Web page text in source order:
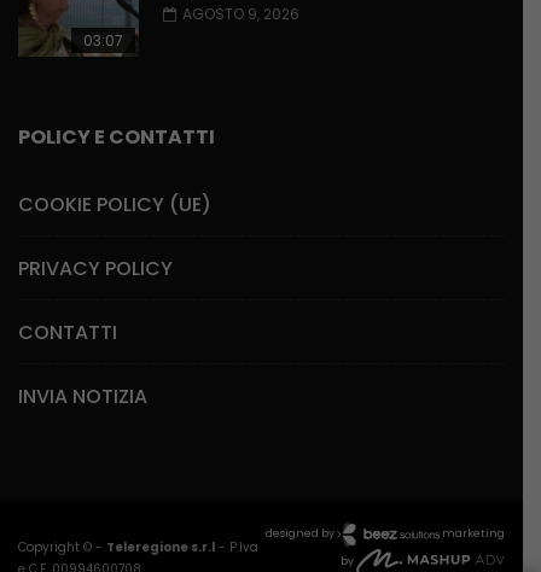
03:07
AGOSTO 9, 2026
POLICY E CONTATTI
COOKIE POLICY (UE)
PRIVACY POLICY
CONTATTI
INVIA NOTIZIA
Copyright © - Teleregione s.r.l - P.Iva
designed by
marketing
by